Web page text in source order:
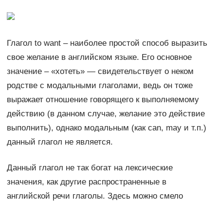
Глагол to want – наиболее простой способ выразить
свое желание в английском языке. Его основное
значение – «хотеть» — свидетельствует о неком
родстве с модальными глаголами, ведь он тоже
выражает отношение говорящего к выполняемому
действию (в данном случае, желание это действие
выполнить), однако модальным (как can, may и т.п.)
данный глагол не является.
Данный глагол не так богат на лексические
значения, как другие распространенные в
английской речи глаголы. Здесь можно смело